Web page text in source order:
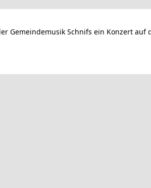
Gemeindemusik Schnifs ein Konzert auf